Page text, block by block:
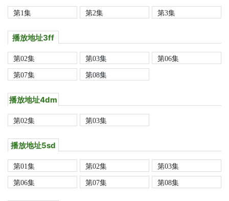
第1集 第2集 第3集
播放地址3ff
第02集 第03集
第06集
第07集
第08集
播放地址4dm
第02集 第03集
播放地址5sd
第01集 第02集
第03集
第06集
第07集 第08集